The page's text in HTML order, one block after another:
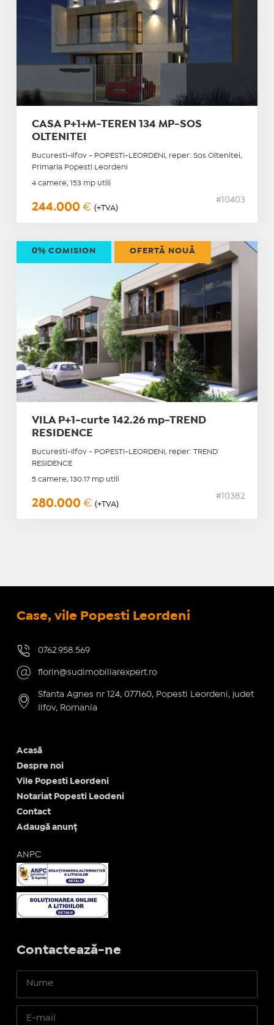
CASA P+1+M-TEREN 134 MP-SOS
OLTENITEI
Bucuresti-Ilfov - POPESTI-LEORDENI, reper: Sos Oltenitei,
Primaria Popesti Leordeni
4 camere, 153 mp utili
244.000 € (+TVA)
#10403
VILA P+1-curte 142.26 mp-TREND
RESIDENCE
Bucuresti-Ilfov - POPESTI-LEORDENI, reper: TREND
RESIDENCE
5 camere, 130.17 mp utili
280.000 € (+TVA)
#10382
0% COMISION OFERTĂ NOUĂ
Case, vile Popesti Leordeni
0762.958.569
florin@sudimobiliarexpert.ro
Sfanta Agnes nr 124, 077160, Popesti Leordeni, judet
Ilfov, Romania
Acasă
Despre noi
Vile Popesti Leordeni
Notariat Popesti Leodeni
Contact
Adaugă anunț
ANPC
Contactează-ne